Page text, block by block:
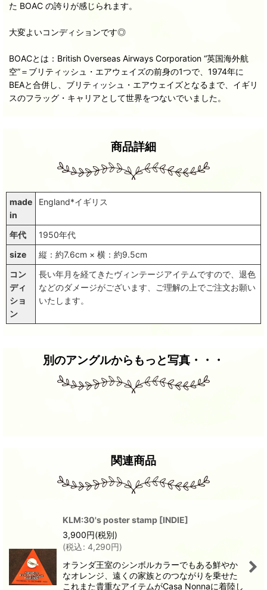
た BOAC の誇りが感じられます。
大変よいコンディションです◎
BOACとは：British Overseas Airways Corporation “英国海外航
空”＝ブリティッシュ・エアウェイズの前身の1つで、1974年に
BEAと合併し、ブリティッシュ・エアウェイズとなるまで、イギリ
スのフラッグ・キャリアとして世界をつないでいました。
商品詳細
made
in
England*イギリス
年代
1950年代
size
縦：約7.6cm × 横：約9.5cm
コン
ディ
ショ
ン
長い年月を経てきたヴィンテージアイテムですので、退色
などのダメージがございます、ご理解の上でご注文お願い
いたします。
別のアングルからもっと写真・・・
関連商品
KLM:30's poster stamp [INDIE]
3,900円(税別)
(税込: 4,290円)
オランダ王室のシンボルカラーでもある鮮やか
なオレンジ、遠くの家族とのつながりを乗せた
これまた貴重なアイテムがCasa Nonnaに着陸し